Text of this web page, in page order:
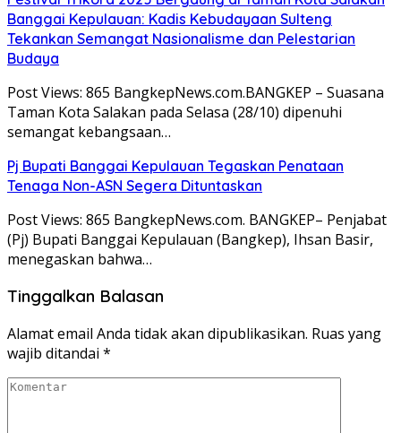
Banggai Kepulauan: Kadis Kebudayaan Sulteng
Tekankan Semangat Nasionalisme dan Pelestarian
Budaya
Post Views: 865 BangkepNews.com.BANGKEP – Suasana
Taman Kota Salakan pada Selasa (28/10) dipenuhi
semangat kebangsaan…
Pj Bupati Banggai Kepulauan Tegaskan Penataan
Tenaga Non-ASN Segera Dituntaskan
Post Views: 865 BangkepNews.com. BANGKEP– Penjabat
(Pj) Bupati Banggai Kepulauan (Bangkep), Ihsan Basir,
menegaskan bahwa…
Tinggalkan Balasan
Alamat email Anda tidak akan dipublikasikan. Ruas yang
wajib ditandai *